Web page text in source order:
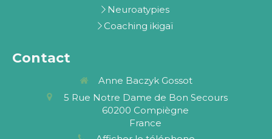
Neuroatypies
Coaching ikigaï
Contact
Anne Baczyk Gossot
5 Rue Notre Dame de Bon Secours
60200 Compiègne
France